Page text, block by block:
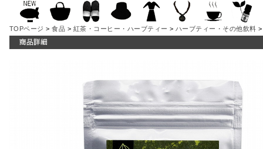
TOPページ >食品 > 紅茶・コーヒー・ハーブティー > ハーブティー・その他飲料